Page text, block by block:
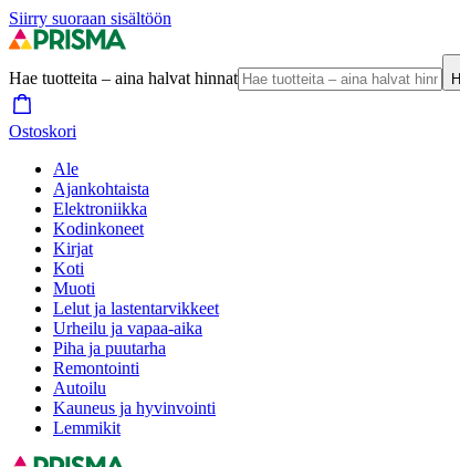
Siirry suoraan sisältöön
Hae tuotteita – aina halvat hinnat
Ostoskori
Ale
Ajankohtaista
Elektroniikka
Kodinkoneet
Kirjat
Koti
Muoti
Lelut ja lastentarvikkeet
Urheilu ja vapaa-aika
Piha ja puutarha
Remontointi
Autoilu
Kauneus ja hyvinvointi
Lemmikit